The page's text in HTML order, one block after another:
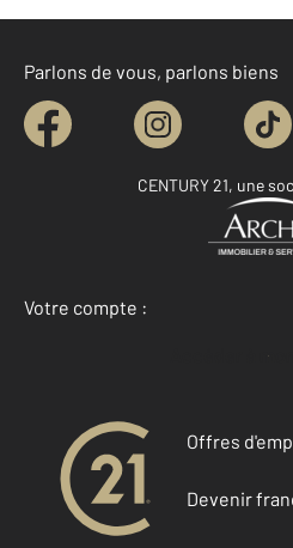
Parlons de vous, parlons biens
CENTURY 21, une
Votre compte :
Accéder à
Offres
Devenir